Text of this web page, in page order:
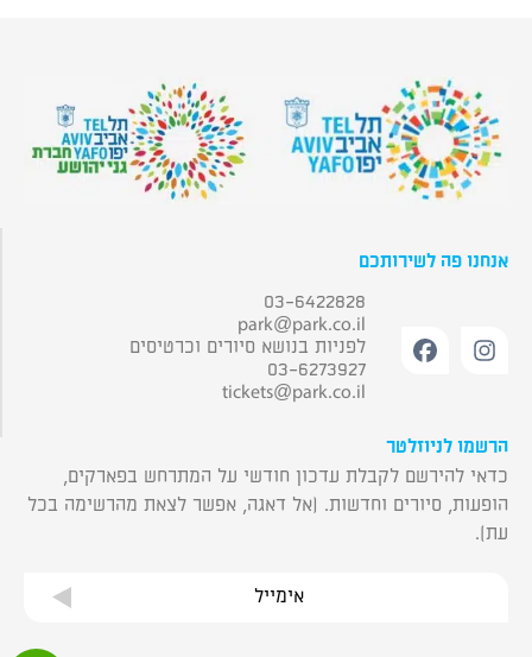
אנחנו פה לשירותכם
03-6422828
park@park.co.il
לפניות בנושא סיורים וכרטיסים
03-6273927
tickets@park.co.il
הרשמו לניוזלטר
כדאי להירשם לקבלת עדכון חודשי על המתרחש בפארקים,
הופעות, סיורים וחדשות. (אל דאגה, אפשר לצאת מהרשימה בכל
עת).
אימייל